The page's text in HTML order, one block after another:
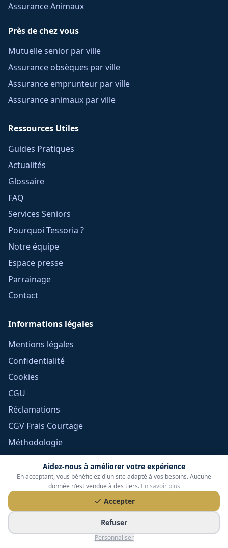
Aidez-nous à améliorer votre expérience
En acceptant, vous bénéficiez d'un site adapté à vos besoins. Aucune
donnée n'est vendue à des tiers. En savoir plus
Accepter
Refuser
Personnaliser
Assurance Animaux
Près de chez vous
Mutuelle senior par ville
Assurance obsèques par ville
Assurance emprunteur par ville
Assurance animaux par ville
Ressources Utiles
Guides Pratiques
Actualités
Glossaire
FAQ
Services Seniors
Pourquoi Tessoria ?
Notre équipe
Espace presse
Parrainage
Contact
Informations légales
Mentions légales
Confidentialité
Cookies
CGU
Réclamations
CGV Frais Courtage
Méthodologie
Devoir de conseil
Politique éditoriale
Gérer mes cookies